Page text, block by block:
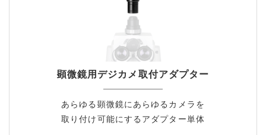
顕微鏡用デジカメ取付アダプター
あらゆる顕微鏡にあらゆるカメラを
取り付け可能にするアダプター単体